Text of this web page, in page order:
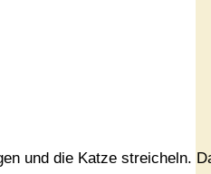
und die Katze streicheln.